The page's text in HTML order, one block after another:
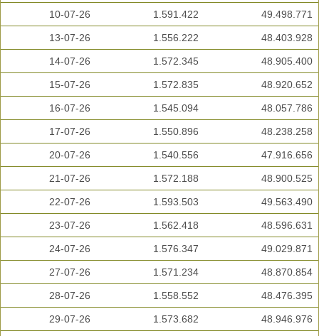
10-07-26 1.591.422 49.498.771
13-07-26 1.556.222 48.403.928
14-07-26 1.572.345 48.905.400
15-07-26 1.572.835 48.920.652
16-07-26 1.545.094 48.057.786
17-07-26 1.550.896 48.238.258
20-07-26 1.540.556 47.916.656
21-07-26 1.572.188 48.900.525
22-07-26 1.593.503 49.563.490
23-07-26 1.562.418 48.596.631
24-07-26 1.576.347 49.029.871
27-07-26 1.571.234 48.870.854
28-07-26 1.558.552 48.476.395
29-07-26 1.573.682 48.946.976